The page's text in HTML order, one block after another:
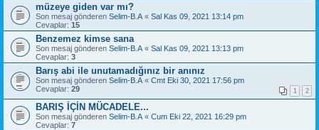
müzeye giden var mı?
Son mesaj gönderen Selim-B.A « Sal Kas 09, 2021 13:14 pm
Cevaplar: 15
Benzemez kimse sana
Son mesaj gönderen Selim-B.A « Sal Kas 09, 2021 13:13 pm
Cevaplar: 3
Barış abi ile unutamadığınız bir anınız
Son mesaj gönderen Selim-B.A « Cmt Eki 30, 2021 17:56 pm
Cevaplar: 29 1 2
BARIŞ İÇİN MÜCADELE...
Son mesaj gönderen Selim-B.A « Cum Eki 22, 2021 16:29 pm
Cevaplar: 7